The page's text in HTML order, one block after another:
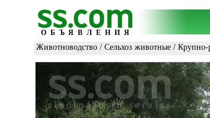
ОБЪЯВЛЕНИЯ
Животноводство / Сельхоз животные / Крупно-